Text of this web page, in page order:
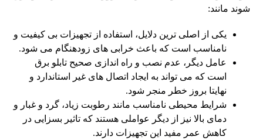
شوند مانند:
یکی از اصلی‌ ترین دلایل، استفاده از تجهیزات بی‌ کیفیت و
نامناسب است که باعث خرابی‌ های زودهنگام می‌ شود.
عامل دیگر، عدم نصب و راه‌ اندازی صحیح تابلو برق
است که می‌ تواند به ایجاد اتصال های غیر استاندارد و
نهایتا بروز خطر منجر شود.
شرایط محیطی نامناسب مانند رطوبت زیاد، گرد و غبار و
دمای بالا نیز از دیگر عواملی هستند که تاثیر بسزایی در
کاهش عمر مفید این تجهیزات دارند.